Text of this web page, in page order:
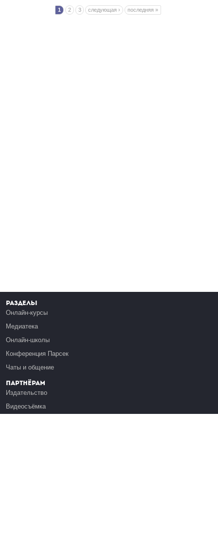
1 2 3 следующая › последняя »
Разделы
Онлайн-курсы
Медиатека
Онлайн-школы
Конференция Парсек
Чаты и общение
Партнёрам
Издательство
Видеосъёмка